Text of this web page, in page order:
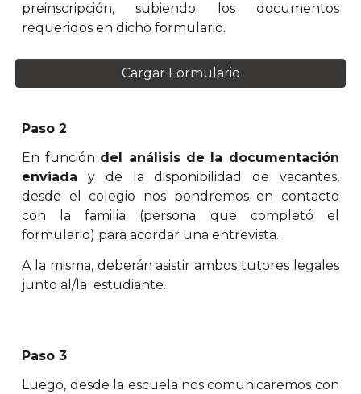
preinscripción, subiendo los documentos
requeridos en dicho formulario.
Cargar Formulario
Paso 2
En función del análisis de la documentación
enviada y de la disponibilidad de vacantes,
desde el colegio nos pondremos en contacto
con la familia (persona que completó el
formulario) para acordar una entrevista.
A la misma, deberán asistir ambos tutores legales
junto al/la estudiante.
Paso 3
Luego, desde la escuela nos comunicaremos con